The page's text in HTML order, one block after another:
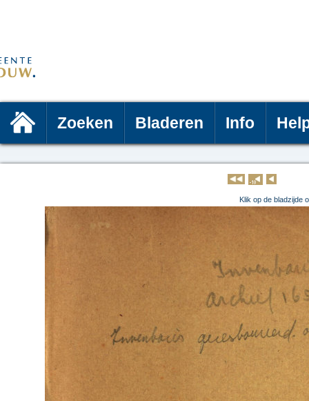
Zoeken Bladeren Info
Klik op de bladzijde